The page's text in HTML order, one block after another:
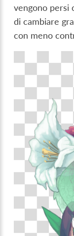
vengono
di cambiare
con meno